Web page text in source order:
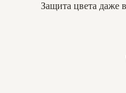
Защита цвета даже